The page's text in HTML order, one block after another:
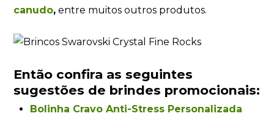
canudo, entre muitos outros produtos.
Então confira as seguintes
sugestões de brindes promocionais:
Bolinha Cravo Anti-Stress Personalizada